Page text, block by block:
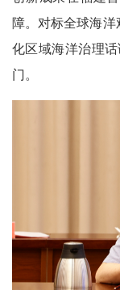
障。对标全球海
化区域海洋治理
门。